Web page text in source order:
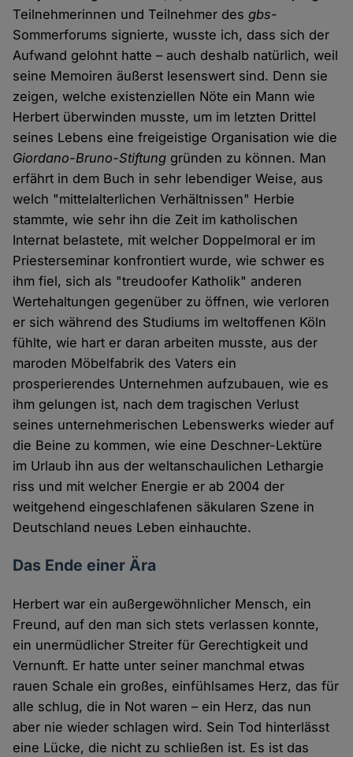
Teilnehmerinnen und Teilnehmer desgbs-
Sommerforums signierte, wusste ich, dass sich der
Aufwand gelohnt hatte – auch deshalb natürlich, weil
seine Memoiren äußerst lesenswert sind. Denn sie
zeigen, welche existenziellen Nöte ein Mann wie
Herbert überwinden musste, um im letzten Drittel
seines Lebens eine freigeistige Organisation wie die
Giordano-Bruno-Stiftung gründen zu können. Man
erfährt in dem Buch in sehr lebendiger Weise, aus
welch "mittelalterlichen Verhältnissen" Herbie
stammte, wie sehr ihn die Zeit im katholischen
Internat belastete, mit welcher Doppelmoral er im
Priesterseminar konfrontiert wurde, wie schwer es
ihm fiel, sich als "treudoofer Katholik" anderen
Wertehaltungen gegenüber zu öffnen, wie verloren
er sich während des Studiums im weltoffenen Köln
fühlte, wie hart er daran arbeiten musste, aus der
maroden Möbelfabrik des Vaters ein
prosperierendes Unternehmen aufzubauen, wie es
ihm gelungen ist, nach dem tragischen Verlust
seines unternehmerischen Lebenswerks wieder auf
die Beine zu kommen, wie eine Deschner-Lektüre
im Urlaub ihn aus der weltanschaulichen Lethargie
riss und mit welcher Energie er ab 2004 der
weitgehend eingeschlafenen säkularen Szene in
Deutschland neues Leben einhauchte.
Das Ende einer Ära
Herbert war ein außergewöhnlicher Mensch, ein
Freund, auf den man sich stets verlassen konnte,
ein unermüdlicher Streiter für Gerechtigkeit und
Vernunft. Er hatte unter seiner manchmal etwas
rauen Schale ein großes, einfühlsames Herz, das für
alle schlug, die in Not waren – ein Herz, das nun
aber nie wieder schlagen wird. Sein Tod hinterlässt
eine Lücke, die nicht zu schließen ist. Es ist das